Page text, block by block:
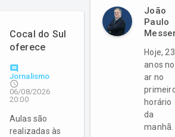
Cocal do Sul
oferece
Língua
Portuguesa
para
imigrantes
comment
Jornalismo
access_time
06/08/2026
20:00
Aulas são
realizadas às
João
Paulo
Hoje, 23
anos no
ar no
horário
da
manhã.